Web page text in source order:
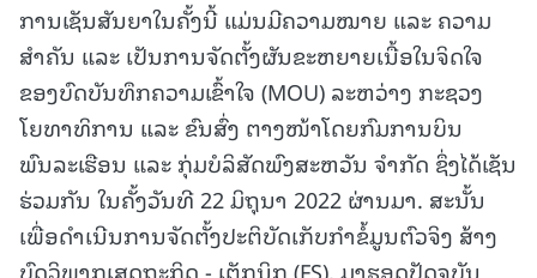
ການເຊັນສັນຍາໃນຄັ້ງນີ້ ແມ່ນມີຄວາມໝາຍ ແລະ ຄວາມ
ສຳຄັນ ແລະ ເປັນການຈັດຕັ້ງຜັນຂະຫຍາຍເນື້ອໃນຈິດໃຈ
ຂອງບົດບັນທຶກຄວາມເຂົ້າໃຈ (MOU) ລະຫວ່າງ ກະຊວງ
ໂຍທາທິການ ແລະ ຂົນສົ່ງ ຕາງໜ້າໂດຍກົມການບິນ
ພົນລະເຮືອນ ແລະ ກຸ່ມບໍລິສັດພົງສະຫວັນ ຈຳກັດ ຊຶ່ງໄດ້ເຊັນ
ຮ່ວມກັນ ໃນຄັ້ງວັນທີ 22 ມິຖຸນາ 2022 ຜ່ານມາ. ສະນັ້ນ
ເພື່ອດໍາເນີນການຈັດຕັ້ງປະຕິບັດເກັບກຳຂໍ້ມູນຕົວຈິງ ສ້າງ
ບົດວິພາກເສດຖະກິດ - ເຕັກນິກ (FS), ມາຮອດປັດຈຸບັນ